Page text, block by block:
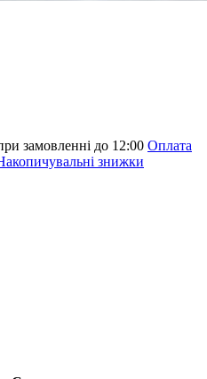
замовленні до 12:00 Оплата
знижки